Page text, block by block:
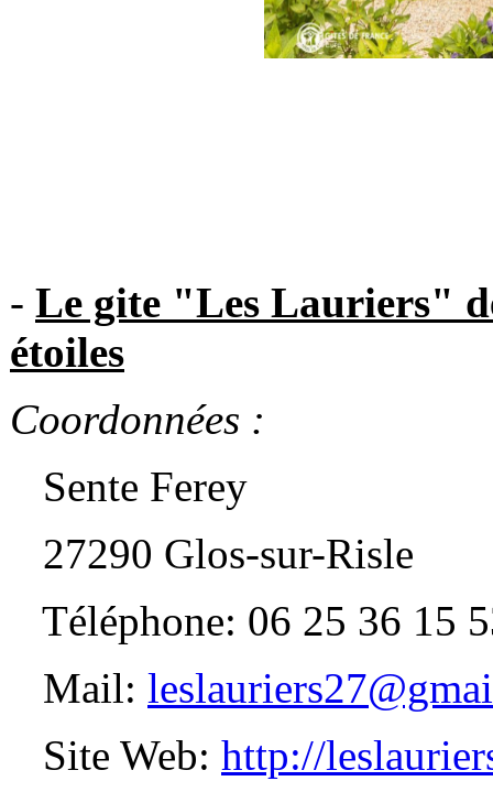
- Le gite "Les Lauriers"
étoiles
Coordonnées :
Sente Ferey
27290 Glos-sur-Risle
Téléphone: 06 25 36 15
Mail:
Site Web: http://